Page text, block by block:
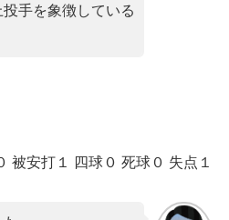
手を象徴している
被安打１ 四球０ 死球０ 失点１